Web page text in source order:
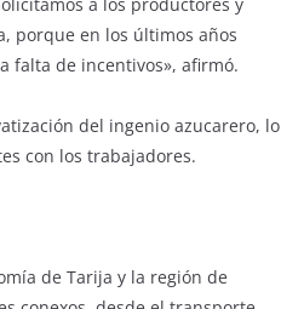
porque en los últimos años
falta de incentivos», afirmó.
del ingenio azucarero, lo
con los trabajadores.
de Tarija y la región de